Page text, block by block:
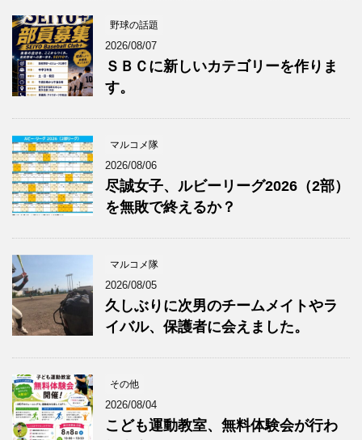
野球の話題
2026/08/07
ＳＢＣに新しいカテゴリーを作りま
す。
マルコメ隊
2026/08/06
尽誠女子、ルビーリーグ2026（2部）
を無敗で終えるか？
マルコメ隊
2026/08/05
久しぶりに次男のチームメイトやラ
イバル、保護者に会えました。
その他
2026/08/04
こども運動教室、無料体験会が行わ